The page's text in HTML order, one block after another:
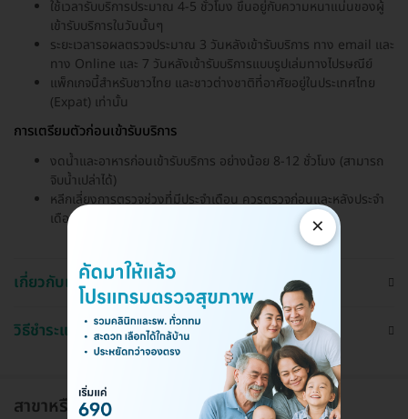
ใช้เวลารับบริการประมาณ 4-5 ชั่วโมง ขึ้นอยู่กับความหนาแน่นของผู้
เข้ารับบริการในวันนั้นๆ
ระยะเวลารอผลตรวจประมาณ 3 วันหลังเข้ารับบริการ ทาง email และ
ทาง Online และ 7 วันหลังเข้ารับบริการแบบรูปเล่มทางไปรษณีย์
แพ็กเกจนี้สำหรับชาวไทย และชาวต่างชาติที่อาศัยอยู่ในประเทศไทย
(Expat) เท่านั้น
การเตรียมตัวก่อนเข้ารับบริการ
งดน้ำและอาหารก่อนเข้ารับบริการ อย่างน้อย 8-12 ชั่วโมง (สามารถ
จิบน้ำเปล่าได้)
หลีกเลี่ยงการตรวจช่วงที่มีประจำเดือน ควรตรวจก่อนและหลังประจำ
เดือนหมดอย่างน้อย 7 วัน
เกี่ยวกับแพ็กเกจ
วิธีชำระและใช้งาน
สาขาหรือแผนกที่ให้บริการ
×